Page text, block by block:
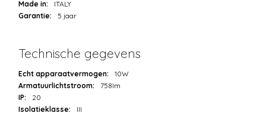
Made in:
ITALY
Garantie:
5 jaar
Technische gegevens
Echt apparaatvermogen:
10W
Armatuurlichtstroom:
758lm
IP:
20
Isolatieklasse:
III